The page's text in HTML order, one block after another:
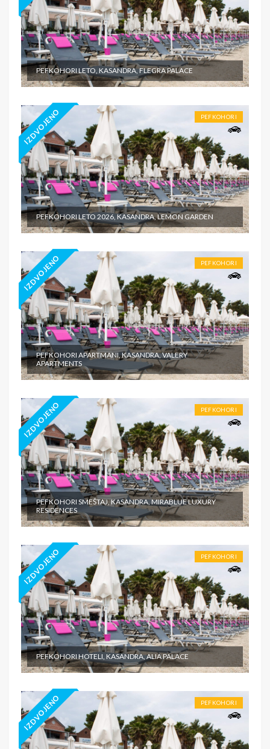
PEFKOHORI LETO, KASANDRA, FLEGRA PALACE
IZDVOJENO PEFKOHORI
PEFKOHORI LETO 2026, KASANDRA, LEMON GARDEN
IZDVOJENO PEFKOHORI
PEFKOHORI APARTMANI, KASANDRA, VALERY
APARTMENTS
IZDVOJENO PEFKOHORI
PEFKOHORI SMEŠTAJ, KASANDRA, MIRABLUE LUXURY
RESIDENCES
IZDVOJENO PEFKOHORI
PEFKOHORI HOTELI, KASANDRA, ALIA PALACE
IZDVOJENO PEFKOHORI